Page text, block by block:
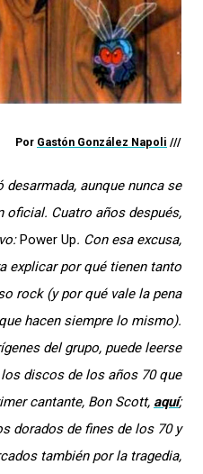
Por Gastón González Napoli ///
desarmada, aunque nunca se
oficial. Cuatro años después,
Power Up. Con esa excusa,
explicar por qué tienen tanto
rock (y por qué vale la pena
hacen siempre lo mismo).
del grupo, puede leerse
discos de los años 70 que
cantante, Bon Scott, aquí;
dorados de fines de los 70 y
también por la tragedia,